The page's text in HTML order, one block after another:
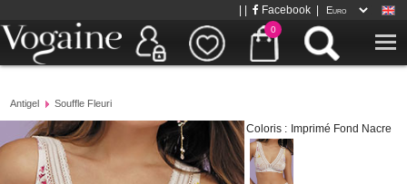
0
Facebook
Antigel Souffle Fleuri
Coloris : Imprimé Fond Nacre